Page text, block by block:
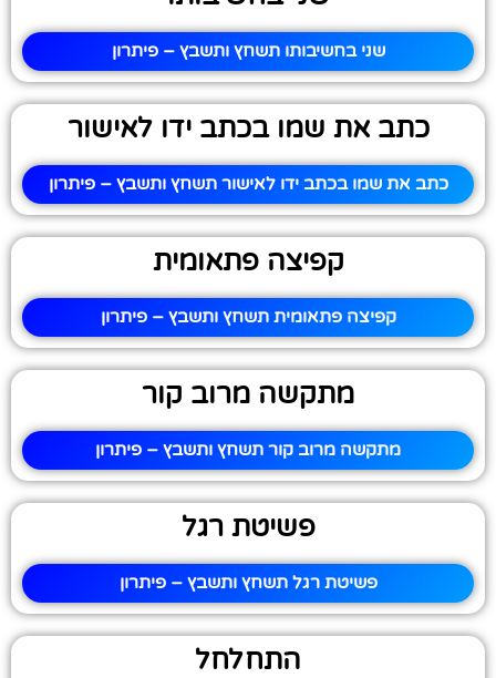
שני בחשיבותו תשחץ ותשבץ – פיתרון
כתב את שמו בכתב ידו לאישור
כתב את שמו בכתב ידו לאישור תשחץ ותשבץ – פיתרון
קפיצה פתאומית
קפיצה פתאומית תשחץ ותשבץ – פיתרון
מתקשה מרוב קור
מתקשה מרוב קור תשחץ ותשבץ – פיתרון
פשיטת רגל
פשיטת רגל תשחץ ותשבץ – פיתרון
התחלחל